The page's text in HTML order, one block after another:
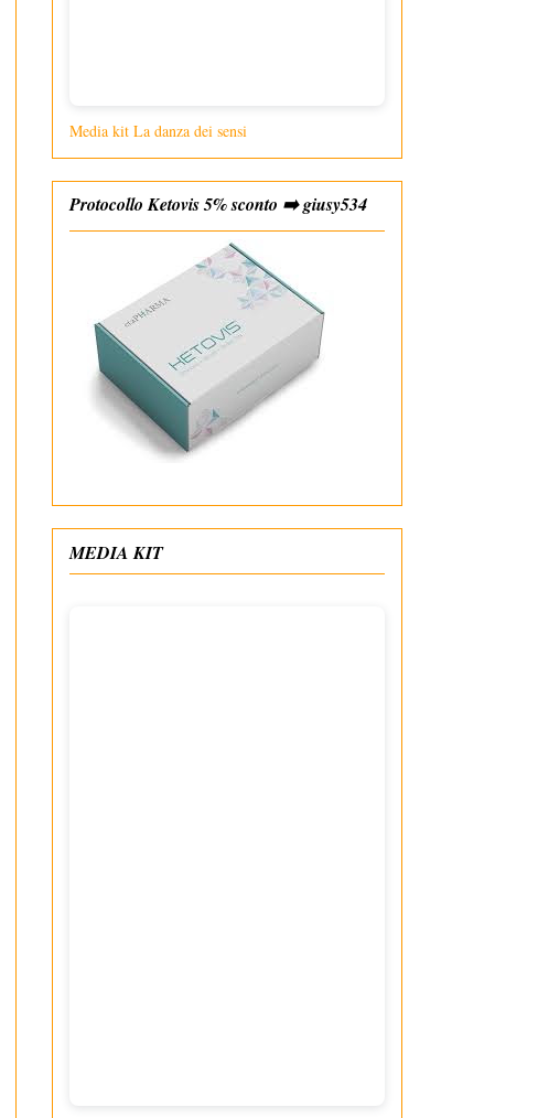
Media kit La danza dei sensi
Protocollo Ketovis 5% sconto ➡️ giusy534
MEDIA KIT